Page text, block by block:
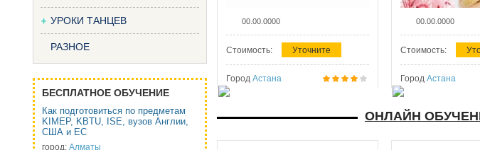
УРОКИ ТАНЦЕВ
РАЗНОЕ
БЕСПЛАТНОЕ ОБУЧЕНИЕ
Как подготовиться по предметам
KIMEP, KBTU, ISE, вузов Англии,
США и ЕС
город: Алматы
00.00.0000
Стоимость: Уточните
Город Астана
00.00.0000
Стоимость:
Город Астана
ОНЛАЙН